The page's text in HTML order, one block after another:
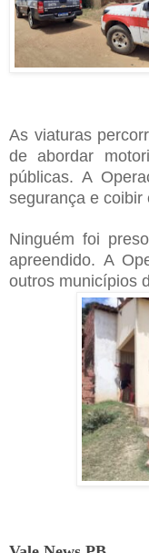
As viaturas
de abordar
públicas. A
segurança e coibir
Ninguém foi
apreendido. A
outros municípios